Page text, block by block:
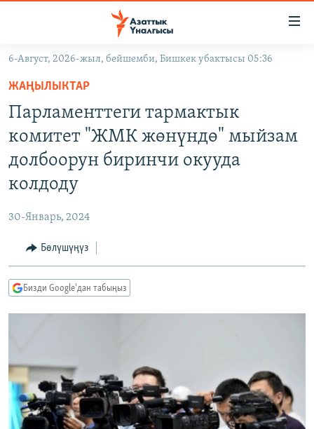
Навигацияга
өтүңүз
Издөөгө
салыңызКЫРГЫЗСТАН
САЯСАТ
ДҮЙНӨ
ДҮЙНӨ
УКРАИНА
БҮГҮН АЗАТТЫКТА
ЭКСПЕРТТЕР ТАЛДАЙТ
БИЗ ЖАНА ДҮЙНӨ
ЫҢГАЙСЫЗ СУРООЛОР
ПОДКАСТ
ӨЗГӨЧӨ ПИКИР
Русский
ЭЕ/АРнун бардык сайттары
6-Август, 2026-жыл, бейшемби, Бишкек убактысы 05:36
ЖАҢЫЛЫКТАР
Парламенттеги тармактык
комитет "ЖМК жөнүндө" мыйзам
долбоорун биринчи окууда
колдоду
30-Январь, 2024
Бөлүшүңүз
Бизди Google'дан табыңыз